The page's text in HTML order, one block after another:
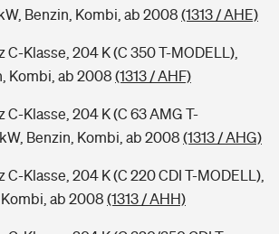
Benzin, Kombi, ab 2008 (1313 / AHE)
Klasse, 204 K (C 350 T-MODELL),
Kombi, ab 2008 (1313 / AHF)
C-Klasse, 204 K (C 63 AMG T-
Benzin, Kombi, ab 2008 (1313 / AHG)
Klasse, 204 K (C 220 CDI T-MODELL),
ab 2008 (1313 / AHH)